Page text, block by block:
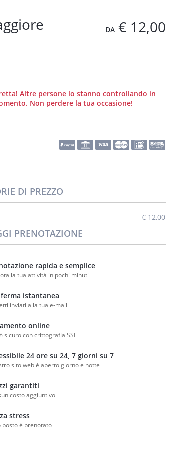
DA € 12,00
Altre persone lo stanno controllando in
Non perdere la tua occasione!
DI PREZZO
€ 12,00
PRENOTAZIONE
rapida e semplice
la tua attività in pochi minuti
istantanea
inviati alla tua e-mail
online
sicuro con crittografia SSL
24 ore su 24, 7 giorni su 7
sito web è aperto giorno e notte
garantiti
costo aggiuntivo
stress
posto è prenotato